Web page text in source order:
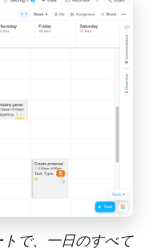
で、一日のすべて